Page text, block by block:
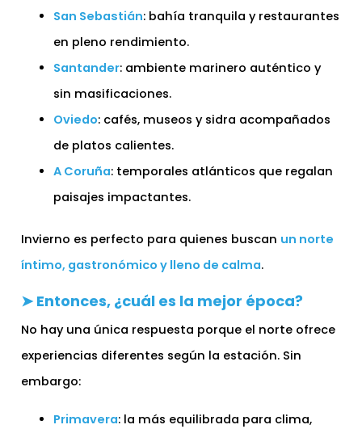
San Sebastián: bahía tranquila y restaurantes
en pleno rendimiento.
Santander: ambiente marinero auténtico y
sin masificaciones.
Oviedo: cafés, museos y sidra acompañados
de platos calientes.
A Coruña: temporales atlánticos que regalan
paisajes impactantes.
Invierno es perfecto para quienes buscan un norte
íntimo, gastronómico y lleno de calma.
➤ Entonces, ¿cuál es la mejor época?
No hay una única respuesta porque el norte ofrece
experiencias diferentes según la estación. Sin
embargo:
Primavera: la más equilibrada para clima,